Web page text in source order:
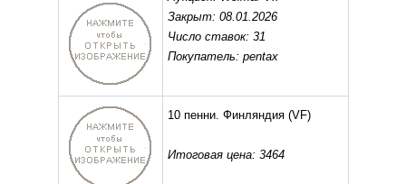
Закрыт: 08.01.2026
Число ставок: 31
Покупатель: pentax
10 пенни. Финляндия(VF)
Итоговая цена: 3464